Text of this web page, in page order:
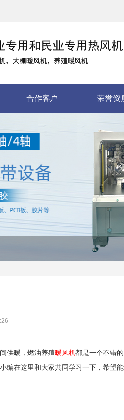
合作客户 荣誉资
供暖，燃油养殖暖风机都是一个不错的
编在这里和大家共同学习一下，希望